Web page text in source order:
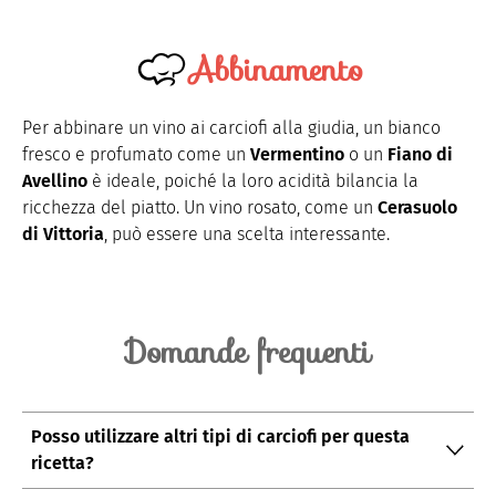
Abbinamento
Per abbinare un vino ai carciofi alla giudia, un bianco
fresco e profumato come un Vermentino o un Fiano di
Avellino è ideale, poiché la loro acidità bilancia la
ricchezza del piatto. Un vino rosato, come un Cerasuolo
di Vittoria, può essere una scelta interessante.
Domande frequenti
Posso utilizzare altri tipi di carciofi per questa
ricetta?